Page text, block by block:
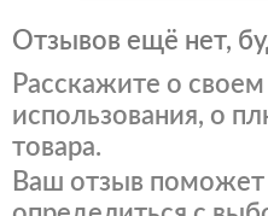
Отзывов ещё нет,
Расскажите о
использования, о
товара.
Ваш отзыв поможет